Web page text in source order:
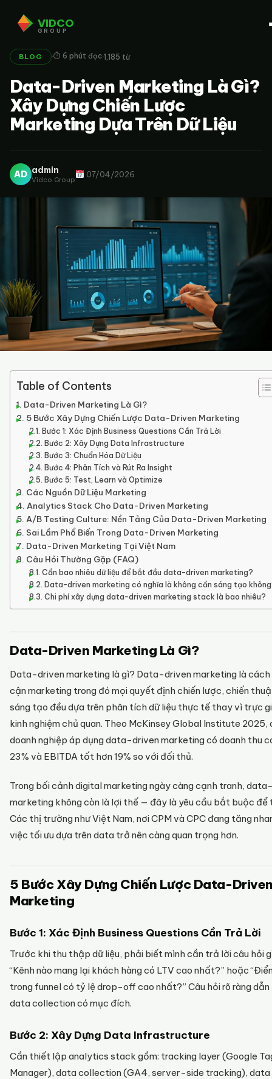
VIDCO
GROUP
BLOG ·⏱ 6 phút đọc·1,185 từ
Data-Driven Marketing Là Gì?
Xây Dựng Chiến Lược
Marketing Dựa Trên Dữ Liệu
AD admin
Vidco Group
07/04/2026
Table of Contents
Data-Driven Marketing Là Gì?
5 Bước Xây Dựng Chiến Lược Data-Driven Marketing
Bước 1: Xác Định Business Questions Cần Trả Lời
Bước 2: Xây Dựng Data Infrastructure
Bước 3: Chuẩn Hóa Dữ Liệu
Bước 4: Phân Tích và Rút Ra Insight
Bước 5: Test, Learn và Optimize
Các Nguồn Dữ Liệu Marketing
Analytics Stack Cho Data-Driven Marketing
A/B Testing Culture: Nền Tảng Của Data-Driven Marketing
Sai Lầm Phổ Biến Trong Data-Driven Marketing
Data-Driven Marketing Tại Việt Nam
Câu Hỏi Thường Gặp (FAQ)
Cần bao nhiêu dữ liệu để bắt đầu data-driven marketing?
Data-driven marketing có nghĩa là không cần sáng tạo
Chi phí xây dựng data-driven marketing stack là bao nhiêu?
Data-Driven Marketing Là Gì?
Data-driven marketing là gì? Data-driven marketing là
cận marketing trong đó mọi quyết định chiến lược, chiến
sáng tạo đều dựa trên phân tích dữ liệu thực tế thay vì trực
kinh nghiệm chủ quan. Theo McKinsey Global Institute 2025,
doanh nghiệp áp dụng data-driven marketing có doanh thu
23% và EBITDA tốt hơn 19% so với đối thủ.
Trong bối cảnh digital marketing ngày càng cạnh tranh,
marketing không còn là lợi thế — đây là yêu cầu bắt buộc để
Các thị trường như Việt Nam, nơi CPM và CPC đang tăng
việc tối ưu dựa trên data trở nên càng quan trọng hơn.
5 Bước Xây Dựng Chiến Lược Data-
Marketing
Bước 1: Xác Định Business Questions Cần Trả Lời
Trước khi thu thập dữ liệu, phải biết mình cần trả lời câu hỏi
“Kênh nào mang lại khách hàng có LTV cao nhất?” hoặc
trong funnel có tỷ lệ drop-off cao nhất?” Câu hỏi rõ ràng dẫn
data collection có mục đích.
Bước 2: Xây Dựng Data Infrastructure
Cần thiết lập analytics stack gồm: tracking layer (Google
Manager), data collection (GA4, server-side tracking), data